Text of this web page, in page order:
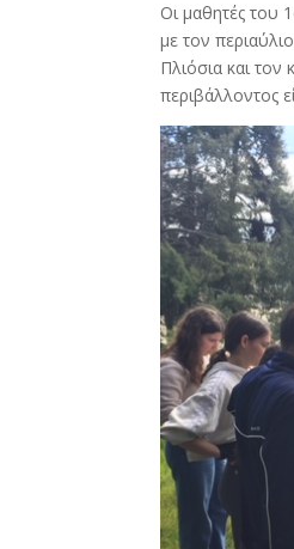
Οι μαθητές του
με τον
Πλιόσια και τον
περιβάλλοντος